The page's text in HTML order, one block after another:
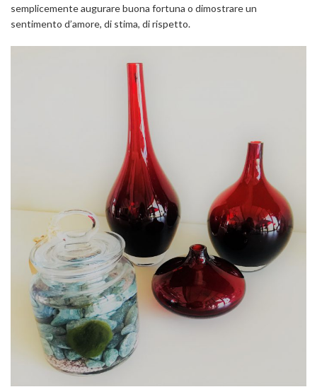
semplicemente augurare buona fortuna o dimostrare un
sentimento d’amore, di stima, di rispetto.